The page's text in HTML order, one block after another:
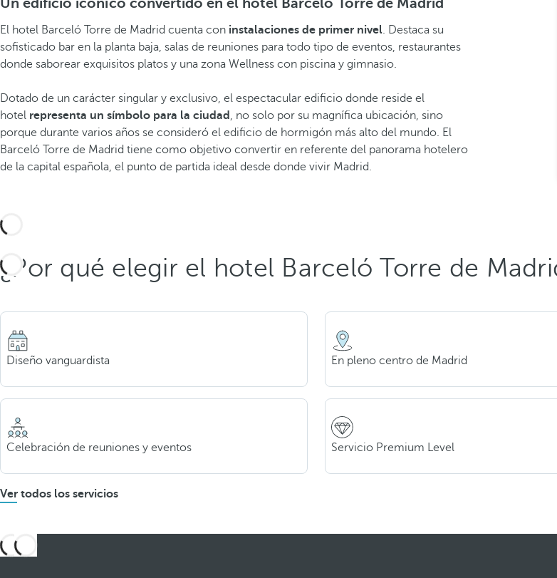
El hotel Barceló Torre de Madrid cuenta con instalaciones de primer nivel. Destaca su
sofisticado bar en la planta baja, salas de reuniones para todo tipo de eventos, restaurantes
donde saborear exquisitos platos y una zona Wellness con piscina y gimnasio.
Dotado de un carácter singular y exclusivo, el espectacular edificio donde reside el
hotel representa un símbolo para la ciudad , no solo por su magnífica ubicación, sino
porque durante varios años se consideró el edificio de hormigón más alto del mundo. El
Barceló Torre de Madrid tiene como objetivo convertir en referente del panorama hotelero
de la capital española, el punto de partida ideal desde donde vivir Madrid.
¿Por qué elegir el hotel Barceló Torre de
Diseño vanguardista En pleno centro de Madrid
Celebración de reuniones y eventos Servicio Premium Level
Ver todos los servicios